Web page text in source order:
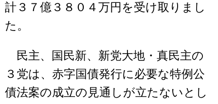
計３７億３８０４万円を受け取りまし
た。
民主、国民新、新党大地・真民主の
３党は、赤字国債発行に必要な特例公
債法案の成立の見通しが立たないとし